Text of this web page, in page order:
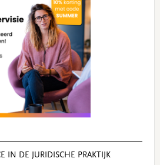
IN DE JURIDISCHE PRAKTIJK